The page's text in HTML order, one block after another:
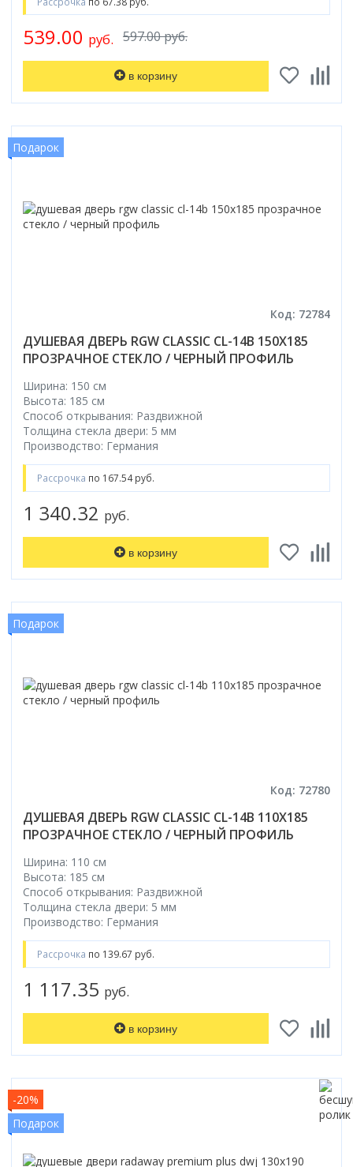
597.00 руб.
539.00 руб.
в корзину
Подарок
Код: 72784
ДУШЕВАЯ ДВЕРЬ RGW CLASSIC CL-14B 150X185
ПРОЗРАЧНОЕ СТЕКЛО / ЧЕРНЫЙ ПРОФИЛЬ
Ширина: 150 см
Высота: 185 см
Способ открывания: Раздвижной
Толщина стекла двери: 5 мм
Производство: Германия
Рассрочка по 167.54 руб.
1 340.32 руб.
в корзину
Подарок
Код: 72780
ДУШЕВАЯ ДВЕРЬ RGW CLASSIC CL-14B 110X185
ПРОЗРАЧНОЕ СТЕКЛО / ЧЕРНЫЙ ПРОФИЛЬ
Ширина: 110 см
Высота: 185 см
Способ открывания: Раздвижной
Толщина стекла двери: 5 мм
Производство: Германия
Рассрочка по 139.67 руб.
1 117.35 руб.
в корзину
-20%
Подарок